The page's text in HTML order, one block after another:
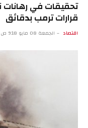
قرارات ترمب بدقائق
اقتصاد الجمعة 08 مايو 9:18 ص